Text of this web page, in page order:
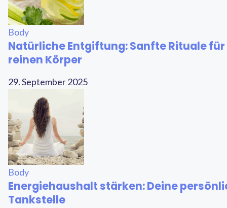
Body
Natürliche Entgiftung: Sanfte Rituale
reinen Körper
29. September 2025
Body
Energiehaushalt stärken: Deine
Tankstelle